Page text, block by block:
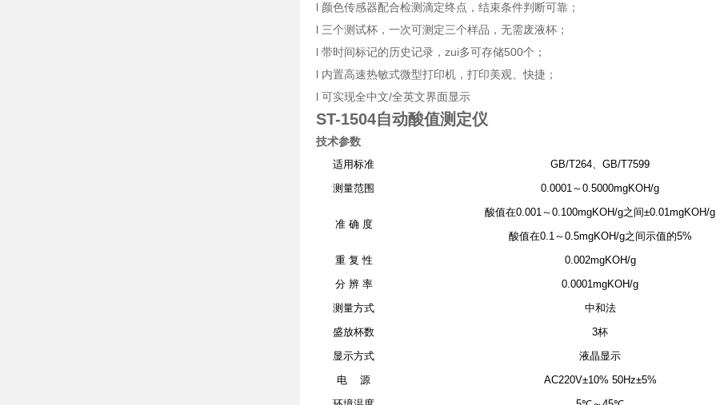
l 颜色传感器配合检测滴定终点，结束条件判断可靠；
l 三个测试杯，一次可测定三个样品，无需废液杯；
l 带时间标记的历史记录，zui多可存储500个；
l 内置高速热敏式微型打印机，打印美观、快捷；
l 可实现全中文/全英文界面显示
ST-1504自动酸值测定仪
技术参数
适用标准
GB/T264、GB/T7599
测量范围
0.0001～0.5000mgKOH/g
准 确 度
酸值在0.001～0.100mgKOH/g之间±0.01mgKOH/g
酸值在0.1～0.5mgKOH/g之间示值的5%
重 复 性
0.002mgKOH/g
分 辨 率
0.0001mgKOH/g
测量方式
中和法
盛放杯数
3杯
显示方式
液晶显示
电 源
AC220V±10% 50Hz±5%